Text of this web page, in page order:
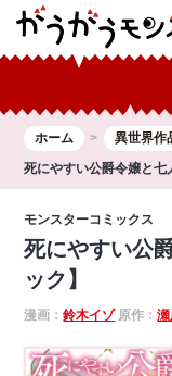
ホーム 異世界作
死にやすい公爵令嬢と七
モンスターコミックス
死にやすい公
ック】
漫画：鈴木イゾ原作：